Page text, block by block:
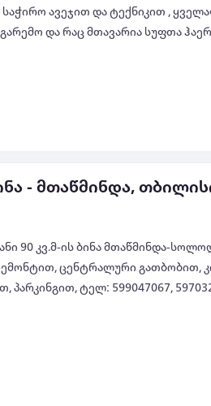
ავეჯით და ტექნიკით ,
მთავარია სუფთა ჰაერი .... აივანი გადის ეზოს მხარეს
- მთაწმინდა,
90 კვ.მ-ის ბინა მთაწმინდა-
ცენტრალური გათბობით,
პარკინგით, ტელ: 599047067,